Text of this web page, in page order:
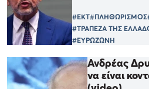
#ΕΚΤ#ΠΛΗΘΩΡΙΣΜΟΣ
#ΤΡΑΠΕΖΑ ΤΗΣ
#ΕΥΡΩΖΩΝΗ
Ανδρέας
να είναι